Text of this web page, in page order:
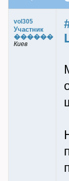
vol305
Участник
������
Киев